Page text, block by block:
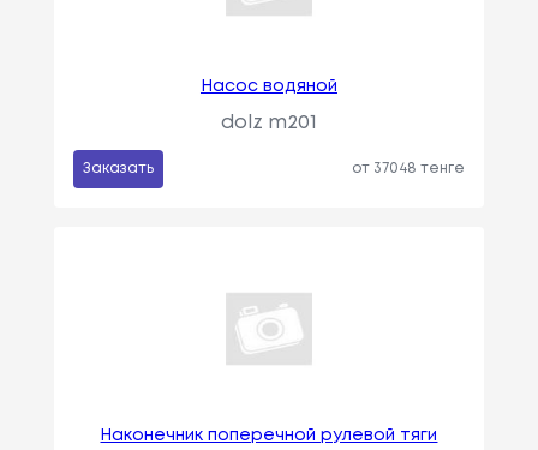
Насос водяной
dolz m201
Заказать от 37048 тенге
Наконечник поперечной рулевой тяги